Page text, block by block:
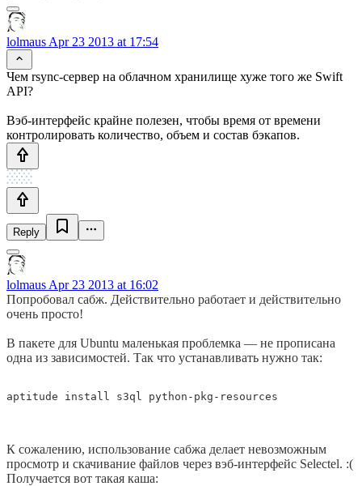
lolmaus Apr 23 2013 at 17:54
Чем rsync-сервер на облачном хранилище хуже того же Swift
API?
Вэб-интерфейс крайне полезен, чтобы время от времени
контролировать количество, объем и состав бэкапов.
Reply
lolmaus Apr 23 2013 at 16:02
Попробовал сабж. Действительно работает и действительно
очень просто!
В пакете для Ubuntu маленькая проблемка — не прописана
одна из зависимостей. Так что устанавливать нужно так:
aptitude install s3ql python-pkg-resources
К сожалению, использование сабжа делает невозможным
просмотр и скачивание файлов через вэб-интерфейс Selectel. :(
Получается вот такая каша: